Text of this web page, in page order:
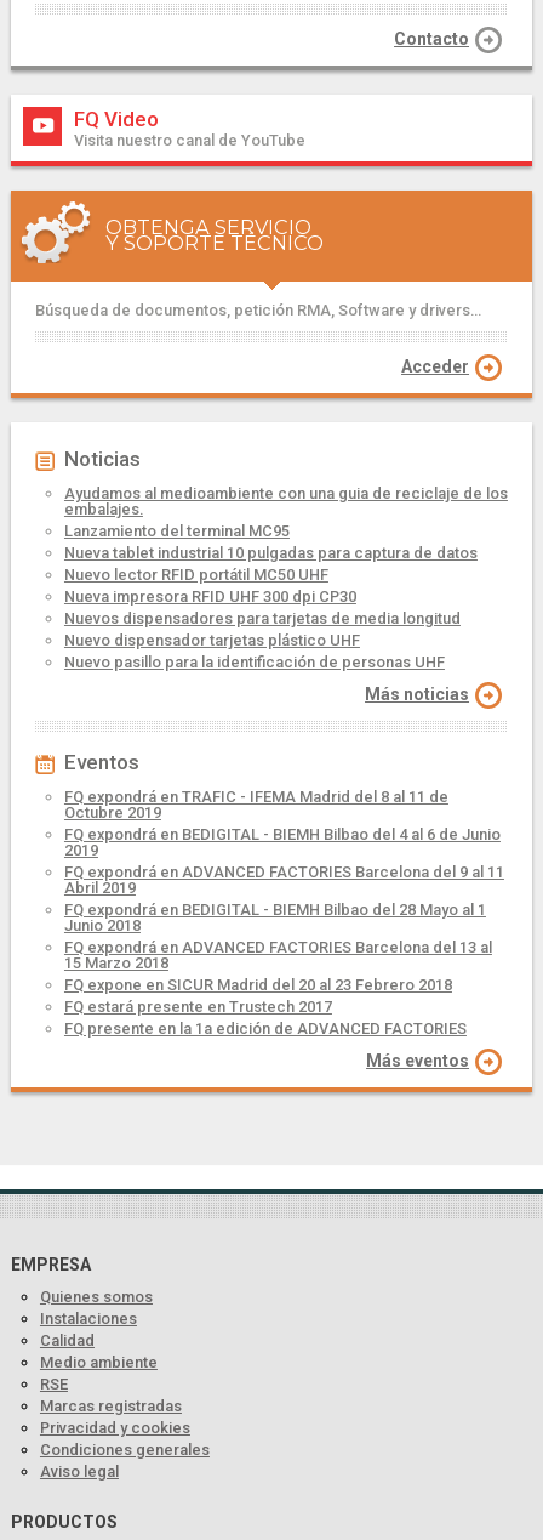
Contacto
FQ Video
Visita nuestro canal de YouTube
OBTENGA SERVICIO
Y SOPORTE TÉCNICO
Búsqueda de documentos, petición RMA, Software y drivers...
Acceder
Noticias
Ayudamos al medioambiente con una guia de reciclaje de los
embalajes.
Lanzamiento del terminal MC95
Nueva tablet industrial 10 pulgadas para captura de datos
Nuevo lector RFID portátil MC50 UHF
Nueva impresora RFID UHF 300 dpi CP30
Nuevos dispensadores para tarjetas de media longitud
Nuevo dispensador tarjetas plástico UHF
Nuevo pasillo para la identificación de personas UHF
Más noticias
Eventos
FQ expondrá en TRAFIC - IFEMA Madrid del 8 al 11 de
Octubre 2019
FQ expondrá en BEDIGITAL - BIEMH Bilbao del 4 al 6 de Junio
2019
FQ expondrá en ADVANCED FACTORIES Barcelona del 9 al 11
Abril 2019
FQ expondrá en BEDIGITAL - BIEMH Bilbao del 28 Mayo al 1
Junio 2018
FQ expondrá en ADVANCED FACTORIES Barcelona del 13 al
15 Marzo 2018
FQ expone en SICUR Madrid del 20 al 23 Febrero 2018
FQ estará presente en Trustech 2017
FQ presente en la 1a edición de ADVANCED FACTORIES
Más eventos
EMPRESA
Quienes somos
Instalaciones
Calidad
Medio ambiente
RSE
Marcas registradas
Privacidad y cookies
Condiciones generales
Aviso legal
PRODUCTOS